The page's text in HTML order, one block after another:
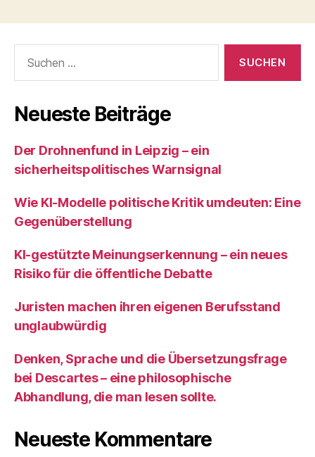
nach:
Neueste Beiträge
Der Drohnenfund in Leipzig – ein
sicherheitspolitisches Warnsignal
Wie KI‑Modelle politische Kritik umdeuten: Eine
Gegenüberstellung
KI‑gestützte Meinungserkennung – ein neues
Risiko für die öffentliche Debatte
Juristen machen ihren eigenen Berufsstand
unglaubwürdig
Denken, Sprache und die Übersetzungsfrage
bei Descartes – eine philosophische
Abhandlung, die man lesen sollte.
Neueste Kommentare